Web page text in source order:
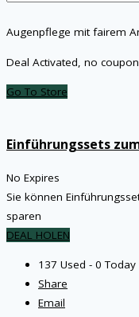
Augenpflege mit fairem
Deal Activated, no
Go To Store
Einführungssets
No Expires
Sie können
sparen
DEAL HOLEN
137 Used - 0 Today
Share
Email